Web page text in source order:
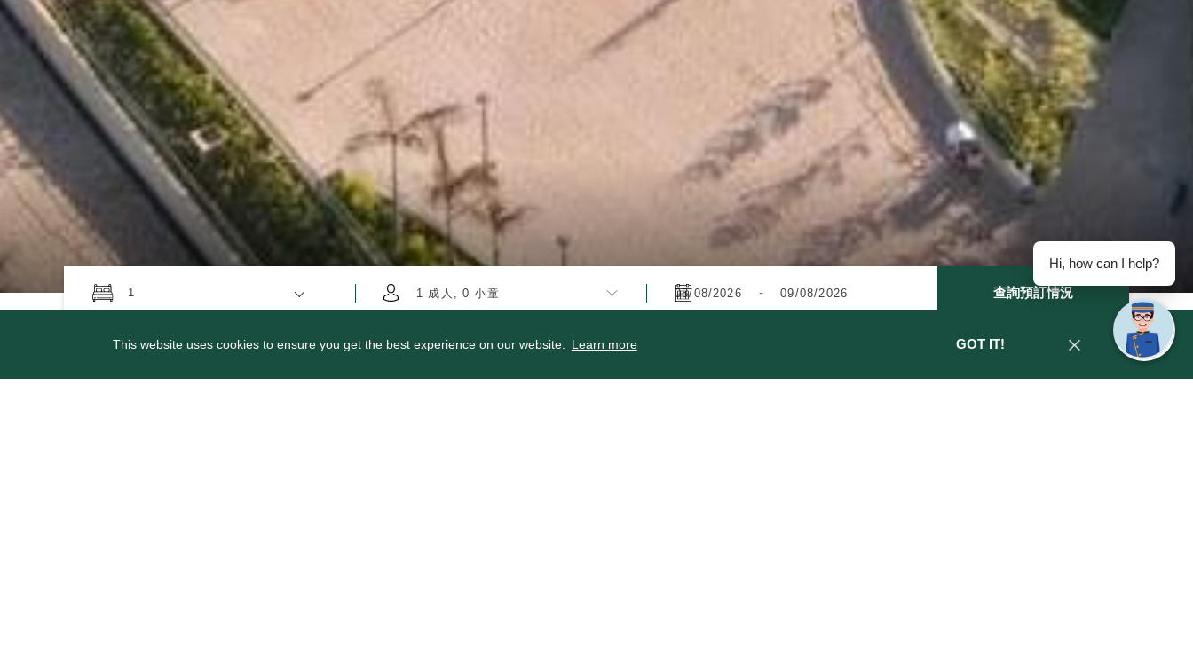
This website uses cookies to ensure you get the best experience on our website. Learn more GOT IT!
1 1 成人, 0 小童 - 查詢預訂情況
Hi, how can I help?